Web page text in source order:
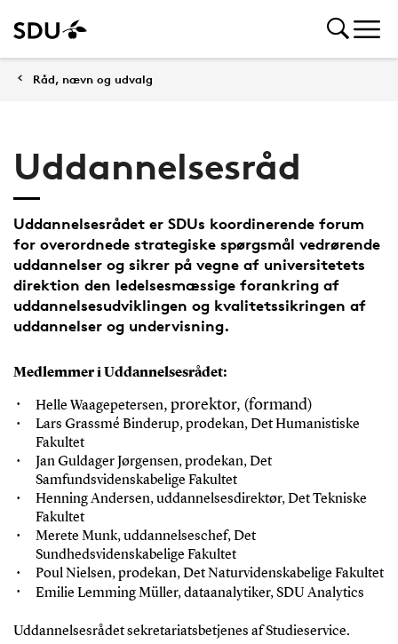
Råd, nævn og udvalg
Uddannelsesråd
Uddannelsesrådet er SDUs koordinerende forum
for overordnede strategiske spørgsmål vedrørende
uddannelser og sikrer på vegne af universitetets
direktion den ledelsesmæssige forankring af
uddannelsesudviklingen og kvalitetssikringen af
uddannelser og undervisning.
Medlemmer i Uddannelsesrådet:
Helle Waagepetersen, prorektor, (formand)
Lars Grassmé Binderup, prodekan, Det Humanistiske
Fakultet
Jan Guldager Jørgensen, prodekan, Det
Samfundsvidenskabelige Fakultet
Henning Andersen, uddannelsesdirektør, Det Tekniske
Fakultet
Merete Munk, uddannelseschef, Det
Sundhedsvidenskabelige Fakultet
Poul Nielsen, prodekan, Det Naturvidenskabelige Fakultet
Emilie Lemming Müller, dataanalytiker, SDU Analytics
Uddannelsesrådet sekretariatsbetjenes af Studieservice.